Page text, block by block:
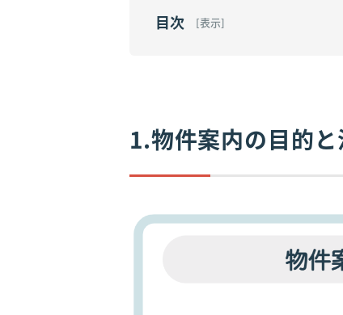
目次 [表示]
1.物件案内の目的